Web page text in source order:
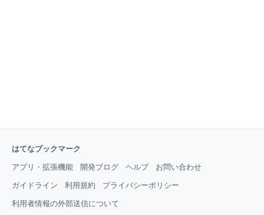
はてなブックマーク
アプリ・拡張機能 開発ブログ ヘルプ お問い合わせ
ガイドライン 利用規約 プライバシーポリシー
利用者情報の外部送信について